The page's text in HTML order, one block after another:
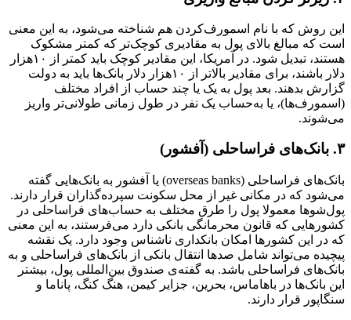
این روش که با نام اسمورف‌کردن هم شناخته‌ می‌شود، به‌ این معنی
است که مبالغ بالای پول به مقادیری کوچک‌تر که کمتر مشکوک
هستند، تبدیل شود. در آمریکا، این مقادیر کوچک باید کمتر از ۱۰هزار
دلار باشند، برای مقادیر بالاتر از ۱۰هزار دلار بانک‌ها باید به دولت
گزارش بدهند. بعد پول به یک یا چند حساب از افراد مختلف
(اسمورف‌ها)، یا به‌حساب یک نفر در طول زمانی طولانی‌تر واریز
می‌شوند.
۳. بانک‌های فراساحلی (آفشور)
بانک‌های فراساحلی (overseas banks) یا آفشور به بانک‌هایی گفته
می‌شود که در مکانی غیر از محل سکونت سپرده‌گذاران قرار دارند.
پول‌شوها معمولا پول را طرق مختلف به حساب‌های فراساحلی در
کشورهایی که قانون محرمانگی بانکی دارد می‌فرستند، به این معنی
که در این کشورها امکان بانکداری ناشناس وجود دارد. یک نقشه
پیچیده می‌تواند شامل صدها انتقال بانکی از بانک‌های فراساحلی و به
بانک‌های فراساحلی باشد. به گفته‌ی صندوق بین‌المللی پول، بیشتر
این بانک‌ها در باهاماس، بحرین، جزایر کیمن، هنگ کنگ، پاناما و
سنگاپور قرار دارند.